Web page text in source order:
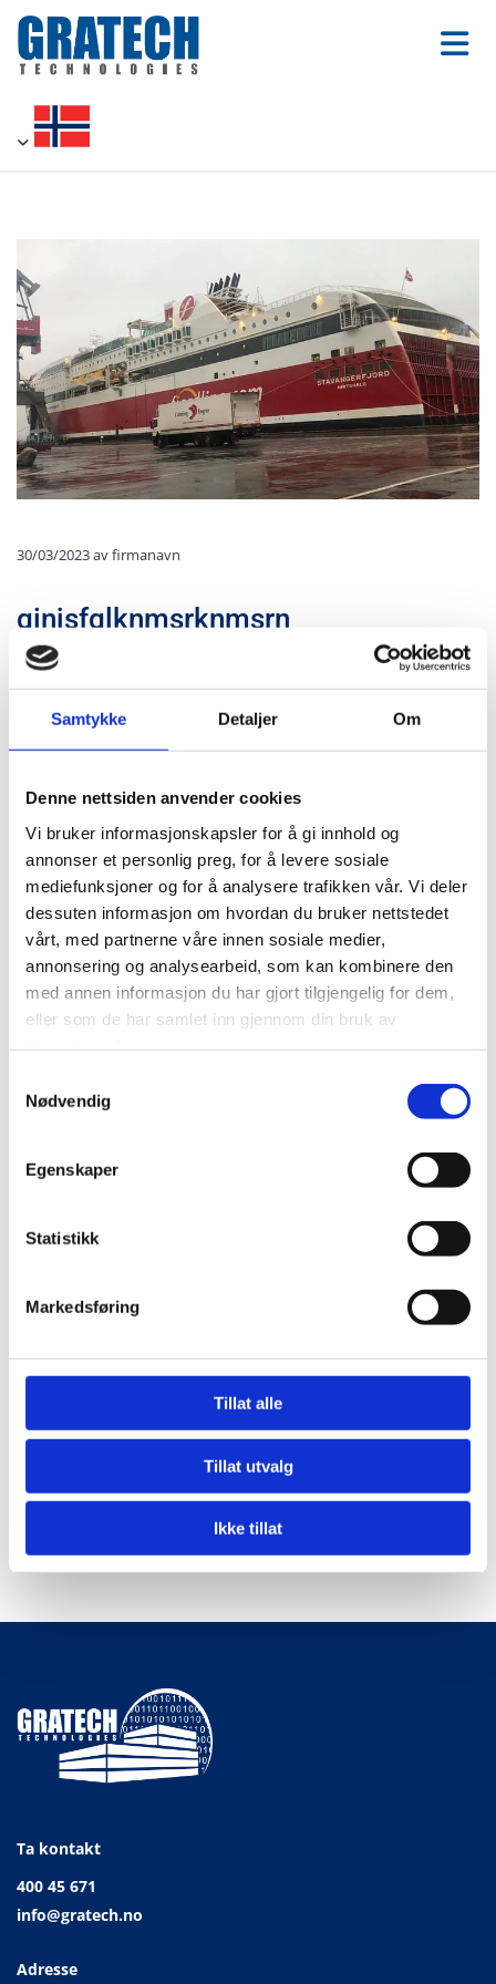
Samtykke Detaljer Om
Denne nettsiden anvender cookies
Vi bruker informasjonskapsler for å gi innhold og
annonser et personlig preg, for å levere sosiale
mediefunksjoner og for å analysere trafikken vår. Vi deler
dessuten informasjon om hvordan du bruker nettstedet
vårt, med partnerne våre innen sosiale medier,
annonsering og analysearbeid, som kan kombinere den
med annen informasjon du har gjort tilgjengelig for dem,
eller som de har samlet inn gjennom din bruk av
Nødvendig
Egenskaper
Statistikk
Markedsføring
Tillat alle
Tillat utvalg
Ikke tillat
30/03/2023av firmanavn
ginjsfglknmsrknmsrn
srnijsrionjseritbnijrst
yopsrpyonyrn
ny
ekue5k
link til annen side
gå til vg.no
Ta kontakt
400 45 671
info@gratech.no
Adresse